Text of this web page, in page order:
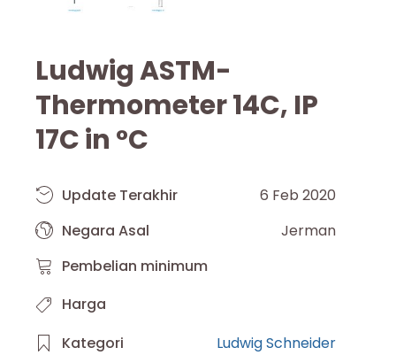
Ludwig ASTM-
Thermometer 14C, IP
17C in °C
Update Terakhir
6 Feb 2020
Negara Asal
Jerman
Pembelian minimum
Harga
Kategori
Ludwig Schneider